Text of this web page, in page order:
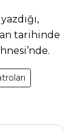
tarihinde